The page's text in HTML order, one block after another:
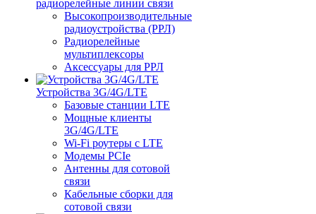
радиорелейные линии связи
Высокопроизводительные
радиоустройства (РРЛ)
Радиорелейные
мультиплексоры
Аксессуары для РРЛ
Устройства 3G/4G/LTE
Базовые станции LTE
Мощные клиенты
3G/4G/LTE
Wi-Fi роутеры с LTE
Модемы PCIe
Антенны для сотовой
связи
Кабельные сборки для
сотовой связи